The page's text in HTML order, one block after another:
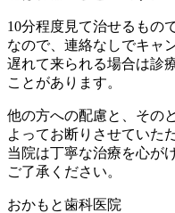
10分程度見て治せるもの
なので、連絡なしでキャ
遅れて来られる場合は診
ことがあります。
他の方への配慮と、その
よってお断りさせていた
当院は丁寧な治療を心が
ご了承ください。
おかもと歯科医院